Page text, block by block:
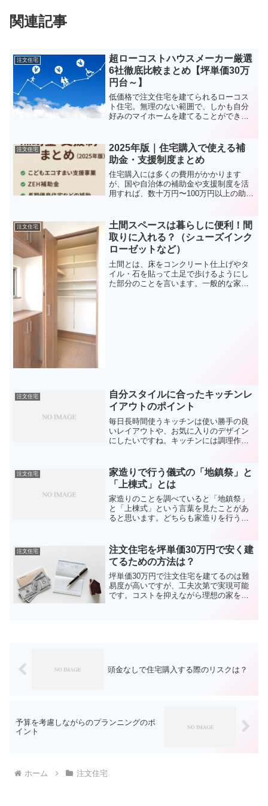
関連記事
注文住宅
超ローコストハウスメーカー厳選
6社徹底比較まとめ【坪単価30万
円台～】
低価格で注文住宅を建てられるローコス
ト住宅。無理のない範囲で、しかも自分
好みのマイホームを建てることができま
して任せられるハウスメーカーを見つけ
られるのでしょうか？そこ...
注文住宅
2025年版｜住宅購入で使える補
助金・支援制度まとめ
住宅購入には多くの費用がかかります
が、国や自治体の補助金や支援制度を活
用すれば、数十万円〜100万円以上の助成
をまとめました。子育て世帯向け：こど
もエコすまい支援事業...
注文住宅
土間スペースは暮らしに便利！間
取りに入れる？（シューズインク
ローゼットなど）
土間とは、床をコンクリート仕上げやタ
イル・石を貼って土足で歩けるようにし
た部分のことを言います。一般的な家の
注文住宅
自分スタイルに合ったキッチンレ
イアウトのポイント
毎日長時間使うキッチンは使い勝手の良
いレイアウトや、お気に入りのデザイン
にしたいですね。キッチンには調理作業
ことが使い勝手のよいキッチンと言えま
す。まず間取りを決めてい...
注文住宅
家造りで行う儀式の「地鎮祭」と
「上棟式」とは
家造りのことを調べていると「地鎮祭」
と「上棟式」という言葉を見たことがあ
ると思います。どちらも家造りを行う時
す。上棟式の内容は現在、簡素化される
方が多くなりましたが地域に...
注文住宅
注文住宅を坪単価30万円で安く建
てるための方法は？
坪単価30万円で注文住宅を建てるのは難
易度が高いですが、工夫次第で実現可能
です。コストを抑えながら理想の家を建
頭金なしで住宅購入する際のリスクは？
予算を考慮しながらのプランニングのポ
イント
ホーム 注文住宅